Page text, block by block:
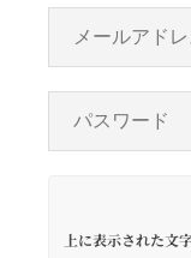
上に表示された文